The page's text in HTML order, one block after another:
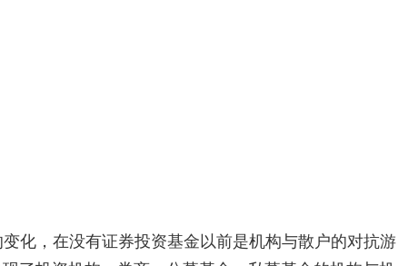
，在没有证券投资基金以前是机构与散户的对抗游